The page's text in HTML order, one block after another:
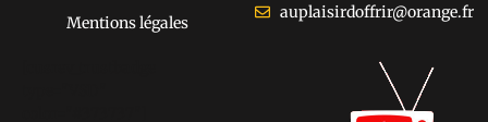
Mentions légales
auplaisirdoffrir@orange.fr